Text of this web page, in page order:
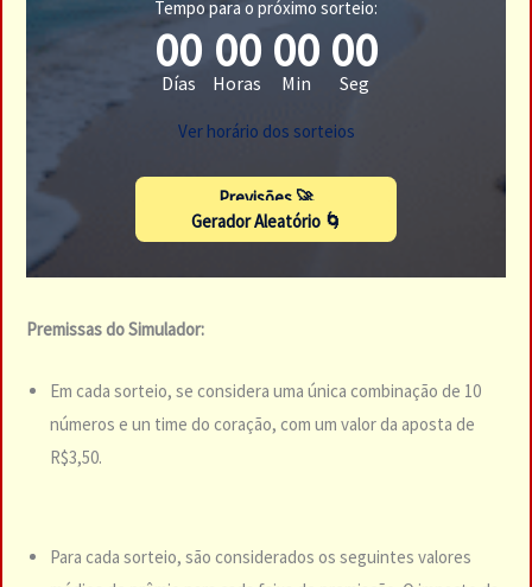
Tempo para o próximo sorteio:
00
Días
00
Horas
00
Min
00
Seg
Ver horário dos sorteios
Previsões 🚀
Gerador Aleatório 🌀
Premissas do Simulador:
Em cada sorteio, se considera uma única combinação de 10
números e un time do coração, com um valor da aposta de
R$3,50.
Para cada sorteio, são considerados os seguintes valores